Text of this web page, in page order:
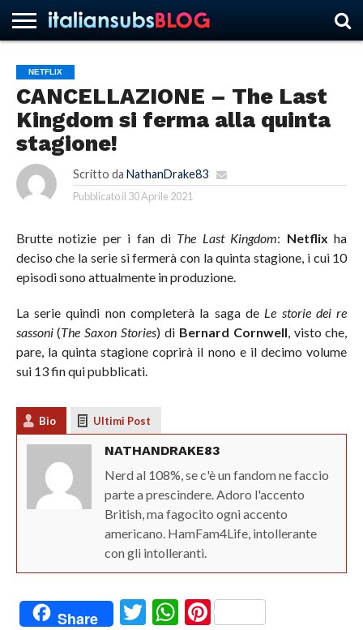
HOME
NEWS
ASCOLTI
RECENSIONI
INTERVISTE
CURIOSITÀ
CHI
SIAMO
CONTATTACI
FORUM
ITALIANSUBS
NETFLIX
CANCELLAZIONE – The Last
Kingdom si ferma alla quinta
stagione!
Scritto da NathanDrake83
Pubblicato il 30 Aprile 2021
Brutte notizie per i fan di The Last Kingdom: Netflix ha
deciso che la serie si fermerà con la quinta stagione, i cui 10
episodi sono attualmente in produzione.
La serie quindi non completerà la saga de Le storie dei re
sassoni(The Saxon Stories) di Bernard Cornwell, visto che,
pare, la quinta stagione coprirà il nono e il decimo volume
sui 13 fin qui pubblicati.
Bio Ultimi Post
NATHANDRAKE83
Nerd al 108%, se c'è un fandom ne faccio
parte a prescindere. Adoro l'accento
British, ma fagocito ogni accento
americano. HamFam4Life, intollerante
con gli intolleranti.
Share Twitter
WhatsApp
Pinterest